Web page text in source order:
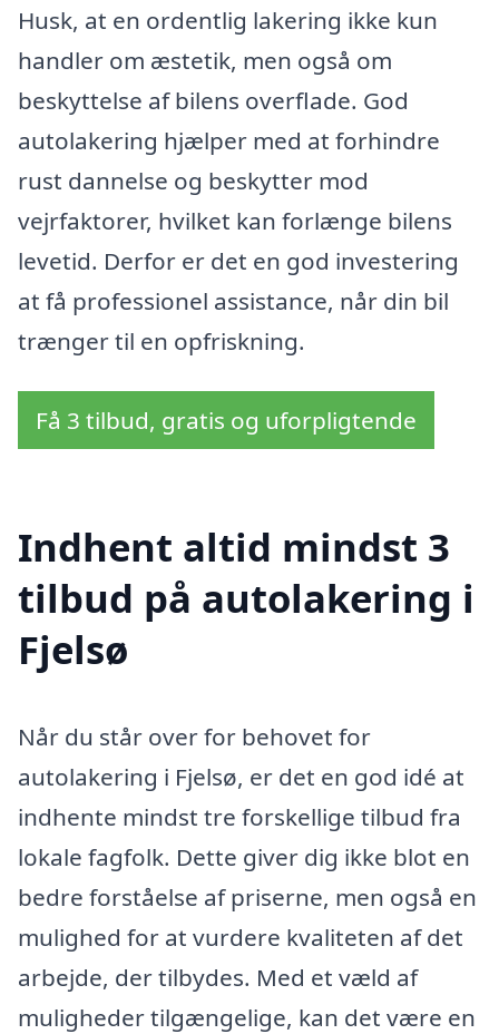
Husk, at en ordentlig lakering ikke kun
handler om æstetik, men også om
beskyttelse af bilens overflade. God
autolakering hjælper med at forhindre
rust dannelse og beskytter mod
vejrfaktorer, hvilket kan forlænge bilens
levetid. Derfor er det en god investering
at få professionel assistance, når din bil
trænger til en opfriskning.
Få 3 tilbud, gratis og uforpligtende
Indhent altid mindst 3
tilbud på autolakering i
Fjelsø
Når du står over for behovet for
autolakering i Fjelsø, er det en god idé at
indhente mindst tre forskellige tilbud fra
lokale fagfolk. Dette giver dig ikke blot en
bedre forståelse af priserne, men også en
mulighed for at vurdere kvaliteten af det
arbejde, der tilbydes. Med et væld af
muligheder tilgængelige, kan det være en